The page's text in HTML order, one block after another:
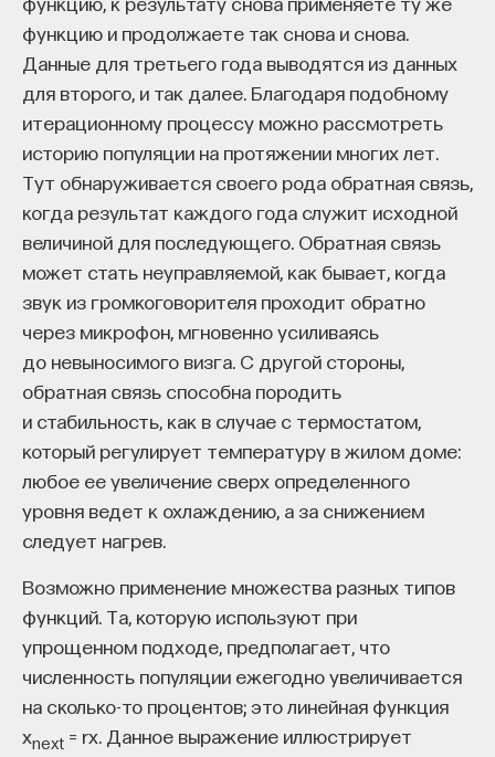
функцию и продолжаете так снова и снова.
Данные для третьего года выводятся из данных
для второго, и так далее. Благодаря подобному
итерационному процессу можно рассмотреть
историю популяции на протяжении многих лет.
Тут обнаруживается своего рода обратная связь,
когда результат каждого года служит исходной
величиной для последующего. Обратная связь
может стать неуправляемой, как бывает, когда
звук из громкоговорителя проходит обратно
через микрофон, мгновенно усиливаясь
до невыносимого визга. С другой стороны,
обратная связь способна породить
и стабильность, как в случае с термостатом,
который регулирует температуру в жилом доме:
любое ее увеличение сверх определенного
уровня ведет к охлаждению, а за снижением
следует нагрев.
Возможно применение множества разных типов
функций. Та, которую используют при
упрощенном подходе, предполагает, что
численность популяции ежегодно увеличивается
на сколько-то процентов; это линейная функция
xnext = rx. Данное выражение иллюстрирует
нужно заранее говорить, какие подзадачи
мы хотим решать и для каких подзадач хотим
составлять эти последовательности действий.
дверей он должен составлять
сегодня не существует сколько-нибудь
эффективных подходов, в которых агент сам бы
Задача называется задачей целеполагания, когда
агент, решая некоторую абстрактную задачу,
пробует выделить себе подзадачи, которые
являются существенными для достижения
общей задачи. Один из многообещающих
подходов заключается в том, что агент пытается
найти бутылочные горлышки (bottleneck)
в процессе своего исследования среды. Когда
агент исследует среду, он не всегда может
следовать своей стратегии, потому что у него
действия и может составлять граф переходов
из одного состояния среды в другое, просто